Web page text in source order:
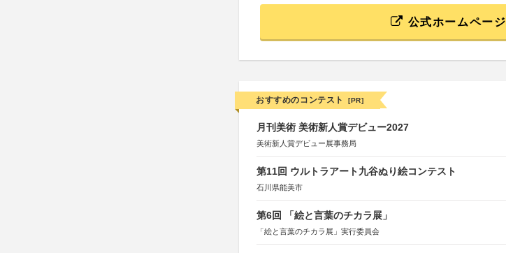
公式ホームページ
おすすめのコンテスト [PR]
月刊美術 美術新人賞デビュー2027
美術新人賞デビュー展事務局
第11回 ウルトラアート九谷ぬり絵コンテスト
石川県能美市
第6回 「絵と言葉のチカラ展」
「絵と言葉のチカラ展」実行委員会